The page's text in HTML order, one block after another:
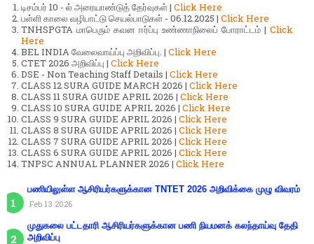
டிசம்பர் 10 - ல் அரையாண்டுத் தேர்வுகள் | Click Here
பள்ளி காலை வழிபாட்டு செயல்பாடுகள் - 06.12.2025 | Click Here
TNHSPGTA மாபெரும் கவன ஈர்ப்பு உண்ணாநிலைப் போராட்டம் | Click
Here
BEL INDIA வேலைவாய்ப்பு அறிவிப்பு. | Click Here
CTET 2026 அறிவிப்பு | Click Here
DSE - Non Teaching Staff Details | Click Here
CLASS 12 SURA GUIDE MARCH 2026 | Click Here
CLASS 11 SURA GUIDE APRIL 2026 | Click Here
CLASS 10 SURA GUIDE APRIL 2026 | Click Here
CLASS 9 SURA GUIDE APRIL 2026 | Click Here
CLASS 8 SURA GUIDE APRIL 2026 | Click Here
CLASS 7 SURA GUIDE APRIL 2026 | Click Here
CLASS 6 SURA GUIDE APRIL 2026 | Click Here
TNPSC ANNUAL PLANNER 2026 | Click Here
பணியிலுள்ள ஆசிரியர்களுக்கான TNTET 2026 அறிவிக்கை முழு விவரம்
Feb 13 2026
முதுகலை பட்டதாரி ஆசிரியர்களுக்கான பணி நியமனக் கலந்தாய்வு தேதி
அறிவிப்பு